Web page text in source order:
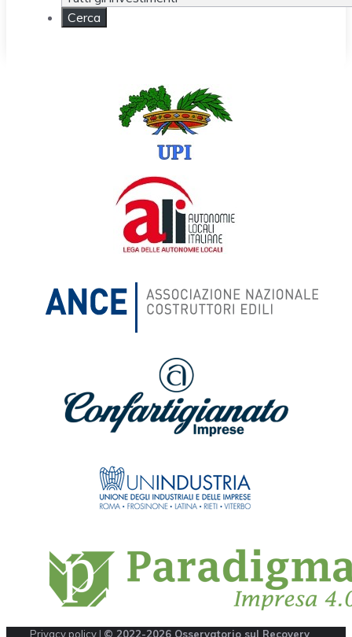
Privacy policy | © 2022-2026 Osservatorio sul Recovery